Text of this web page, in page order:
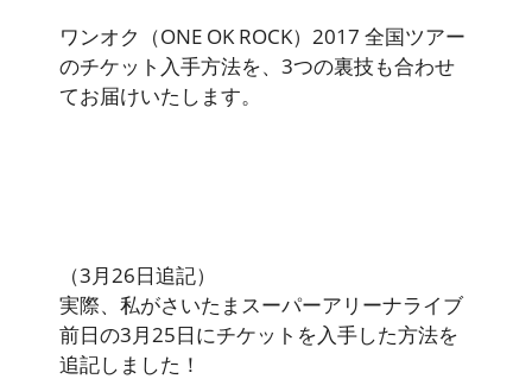
ワンオク（ONE OK ROCK）2017 全国ツアー
のチケット入手方法を、3つの裏技も合わせ
てお届けいたします。
（3月26日追記）
実際、私がさいたまスーパーアリーナライブ
前日の3月25日にチケットを入手した方法を
追記しました！